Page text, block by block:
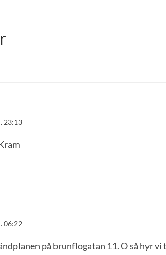
23:13
06:22
på brunflogatan 11. O så hyr vi